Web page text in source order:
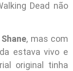
Dead não
Shane, mas com
estava vivo e
original tinha